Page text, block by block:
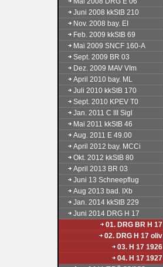
Juni 2008 kkStB 210
Nov. 2008 bay. EI
Feb. 2009 kkStB 69
Mai 2009 SNCF 160-A
Sept. 2009 BR 03
Dez. 2009 MAV VIm
April 2010 bay. ML
Juli 2010 kkStB 170
Sept. 2010 KPEV T0
Jan. 2011 C III Sigl
Mai 2011 kkStB 46
Aug. 2011 E 49.00
April 2012 bay. MCCi
Okt. 2012 kkStB 80
April 2013 BR 03
Juni 13 Schneepflug
Aug 2013 bad. IXb
Jan. 2014 kkStB 229
Juni 2014 DRG H 17
01. DRG BR H 17
02. DRG H 17 oliv
03. H 17 1926
04. H 17 1927